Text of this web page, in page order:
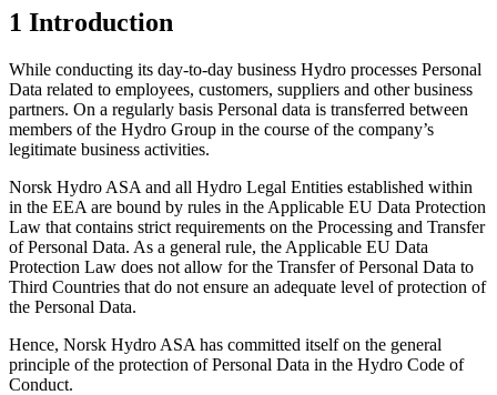
1 Introduction
While conducting its day-to-day business Hydro processes Personal
Data related to employees, customers, suppliers and other business
partners. On a regularly basis Personal data is transferred between
members of the Hydro Group in the course of the company’s
legitimate business activities.
Norsk Hydro ASA and all Hydro Legal Entities established within
in the EEA are bound by rules in the Applicable EU Data Protection
Law that contains strict requirements on the Processing and Transfer
of Personal Data. As a general rule, the Applicable EU Data
Protection Law does not allow for the Transfer of Personal Data to
Third Countries that do not ensure an adequate level of protection of
the Personal Data.
Hence, Norsk Hydro ASA has committed itself on the general
principle of the protection of Personal Data in the Hydro Code of
Conduct.